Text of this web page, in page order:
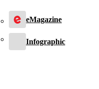
eMagazine
Infographic